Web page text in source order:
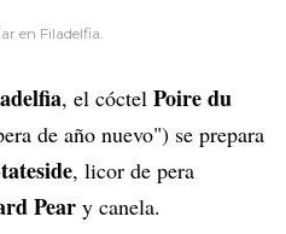
en Filadelfia.
, el cóctel Poire du
de año nuevo") se prepara
, licor de pera
Pear y canela.